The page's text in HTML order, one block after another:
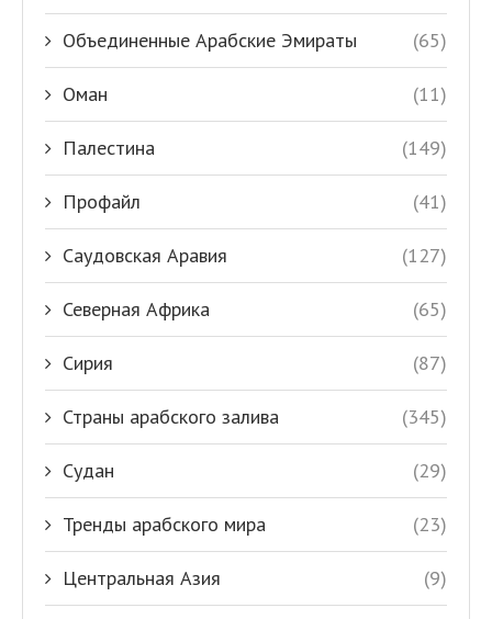
Объединенные Арабские Эмираты (65)
Оман (11)
Палестина (149)
Профайл (41)
Саудовская Аравия (127)
Северная Африка (65)
Сирия (87)
Страны арабского залива (345)
Судан (29)
Тренды арабского мира (23)
Центральная Азия (9)